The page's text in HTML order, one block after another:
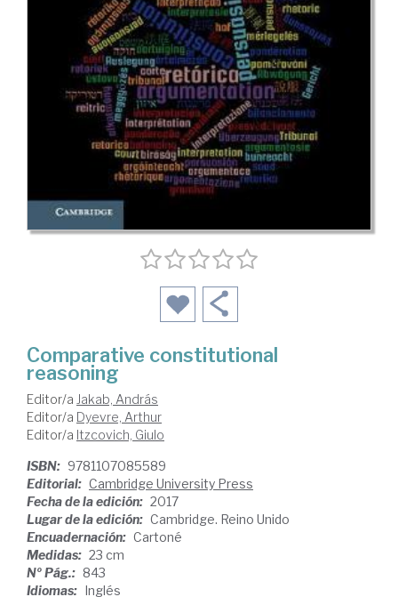
Comparative constitutional
reasoning
Editor/a Jakab, András
Editor/a Dyevre, Arthur
Editor/a Itzcovich, Giulo
ISBN: 9781107085589
Editorial: Cambridge University Press
Fecha de la edición: 2017
Lugar de la edición: Cambridge. Reino Unido
Encuadernación: Cartoné
Medidas: 23 cm
Nº Pág.: 843
Idiomas: Inglés